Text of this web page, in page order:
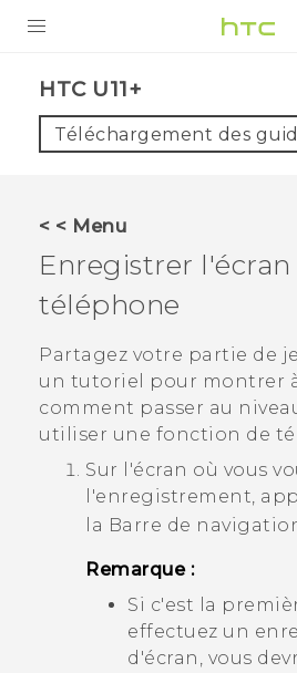
VIVE
VIVERSE
ASSISTANCE
Appareils HTC & Accessoires
HTC U11+‎
Téléchargement des
< < Menu
Enregistrer l'écran
téléphone
Partagez votre partie de
un tutoriel pour montrer
comment passer au
utiliser une fonction de
Sur l'écran où vous
l'enregistrement,
la Barre de
Remarque :
Si c'est la
effectuez un
d'écran, vous